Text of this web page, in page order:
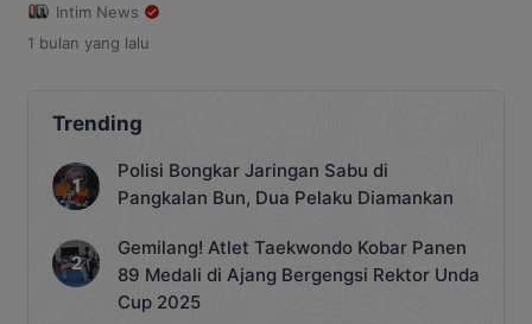
Nasional (PAN) Kotawaringin Timur
(Kotim) dari Ketua Umum Dewan
dilakukan bersama para Ketua DPD
PAN se-Kalteng di Kantor DPP PAN,
Jakarta, Rabu 1 Juli 2026. Dengan
penyerahan SK ini, drama pemilihan […]
Intim News
1 bulan yang lalu
Trending
Polisi Bongkar Jaringan Sabu di
Pangkalan Bun, Dua Pelaku Diamankan
Gemilang! Atlet Taekwondo Kobar Panen
89 Medali di Ajang Bergengsi Rektor Unda
Cup 2025